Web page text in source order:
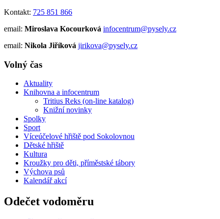
Kontakt: 725 851 866
email: Miroslava Kocourková infocentrum@pysely.cz
email: Nikola Jiříková jirikova@pysely.cz
Volný čas
Aktuality
Knihovna a infocentrum
Tritius Reks (on-line katalog)
Knižní novinky
Spolky
Sport
Víceúčelové hřiště pod Sokolovnou
Dětské hřiště
Kultura
Kroužky pro děti, příměstské tábory
Výchova psů
Kalendář akcí
Odečet vodoměru